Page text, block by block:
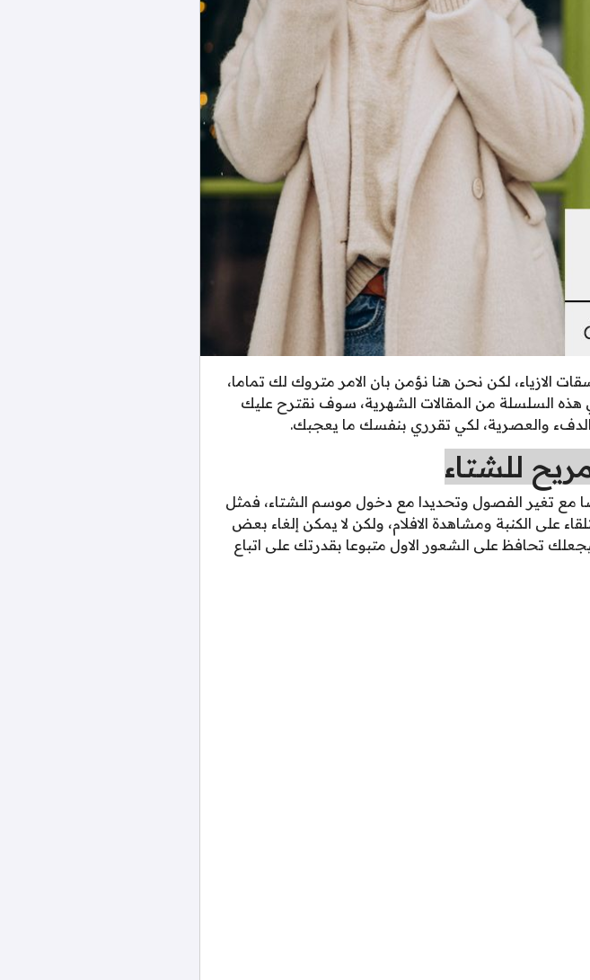
الازياء، لكن نحن هنا نؤمن بان الامر متروك لك تماما،
هذه السلسلة من المقالات الشهرية، سوف نقترح عليك
والعصرية، لكي تقرري بنفسك ما يعجبك.
مع تغير الفصول وتحديدا مع دخول موسم الشتاء، فمثل
على الكنبة ومشاهدة الافلام، ولكن لا يمكن إلغاء بعض
تحافظ على الشعور الاول متبوعا بقدرتك على اتباع